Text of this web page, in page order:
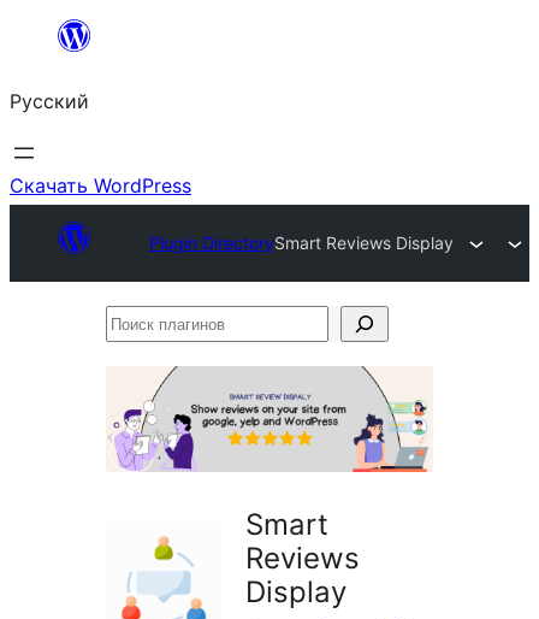
Перейти
содержимому
Русский
Скачать WordPress
Plugin DirectorySmart Reviews Display
Поиск
Smart
Reviews
Display